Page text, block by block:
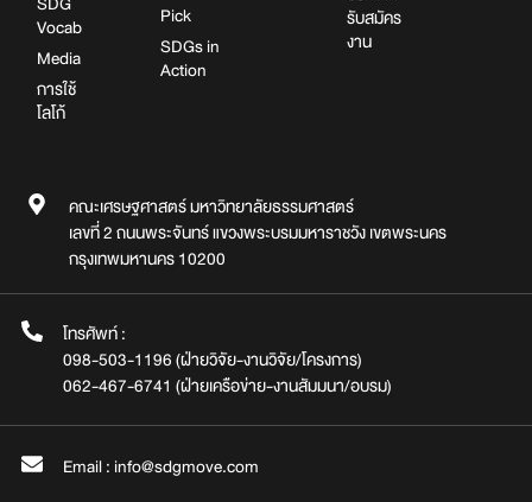
Vocab
Media
การใช้
โลโก้
Pick
SDGs in
Action
รับสมัคร
งาน
คณะเศรษฐศาสตร์ มหาวิทยาลัยธรรมศาสตร์
เลขที่ 2 ถนนพระจันทร์ แขวงพระบรมมหาราชวัง เขตพระนคร
กรุงเทพมหานคร 10200
โทรศัพท์ :
098-503-1196 (ฝ่ายวิจัย-งานวิจัย/โครงการ)
062-467-6741 (ฝ่ายเครือข่าย-งานสัมมนา/อบรม)
Email : info@sdgmove.com